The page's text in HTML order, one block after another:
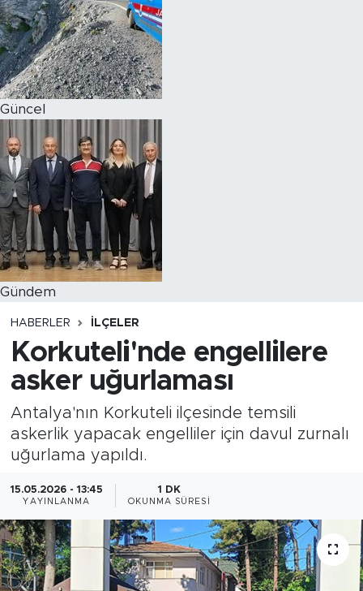
Güncel
Gündem
HABERLER İLÇELER
Korkuteli'nde engellilere
asker uğurlaması
Antalya'nın Korkuteli ilçesinde temsili
askerlik yapacak engelliler için davul zurnalı
uğurlama yapıldı.
15.05.2026 - 13:45
YAYINLANMA
1 DK
OKUNMA SÜRESI
Magazin
Özel Haber
Politika
Resmi İlanlar
Sağlık
Spor
Turizm